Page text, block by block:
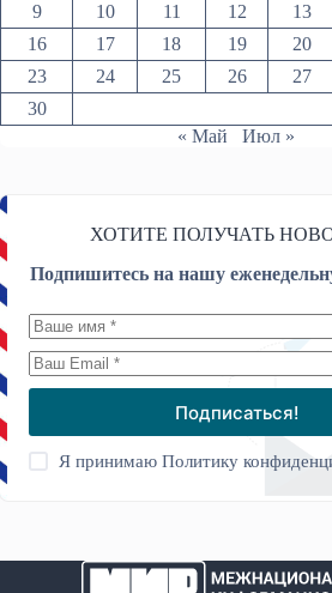
9
10 11 12 13
16
17 18 19 20
23
24 25 26 27
30
« Май
Июл »
ХОТИТЕ ПОЛУЧАТЬ
Подпишитесь на нашу
Подписаться!
Я принимаюПолитику